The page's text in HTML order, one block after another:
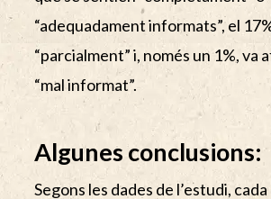
“adequadament informats”, el
“parcialment” i, només un 1%, va
“mal informat”.
Algunes conclusions:
Segons les dades de l’estudi,